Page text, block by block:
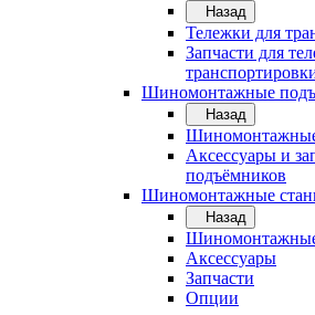
Назад
Тележки для
Запчасти для
Шиномонтажные
Назад
Аксессуары и
подъёмников
Шиномонтажные
Назад
Аксессуары
Запчасти
Опции